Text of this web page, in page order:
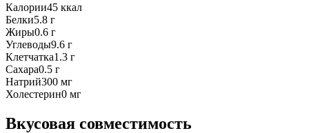
Калории45 ккал
Белки5.8 г
Жиры0.6 г
Углеводы9.6 г
Клетчатка1.3 г
Сахара0.5 г
Натрий300 мг
Холестерин0 мг
Вкусовая совместимость